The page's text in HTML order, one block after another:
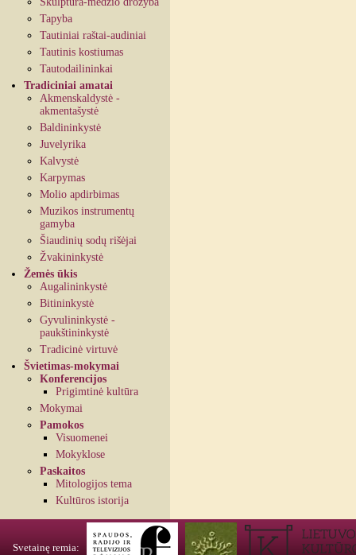
Tapyba
Tautiniai raštai-audiniai
Tautinis kostiumas
Tautodailininkai
Tradiciniai amatai
Akmenskaldystė -
akmentašystė
Baldininkystė
Juvelyrika
Kalvystė
Karpymas
Molio apdirbimas
Muzikos instrumentų
gamyba
Šiaudinių sodų rišėjai
Žvakininkystė
Žemės ūkis
Augalininkystė
Bitininkystė
Gyvulininkystė -
paukštininkystė
Tradicinė virtuvė
Švietimas-mokymai
Konferencijos
Prigimtinė kultūra
Mokymai
Pamokos
Visuomenei
Mokyklose
Paskaitos
Mitologijos tema
Kultūros istorija
Svetainę remia: